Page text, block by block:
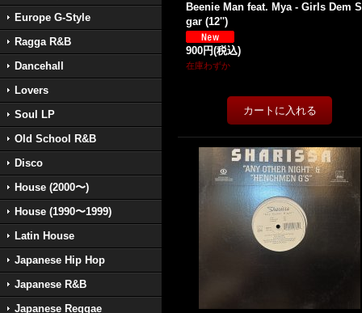
Europe G-Style
Ragga R&B
Dancehall
Lovers
Soul LP
Old School R&B
Disco
House (2000〜)
House (1990〜1999)
Latin House
Japanese Hip Hop
Japanese R&B
Japanese Reggae
Beenie Man feat. Mya - Girls Dem
gar (12'')
900円(税込)
在庫わずか